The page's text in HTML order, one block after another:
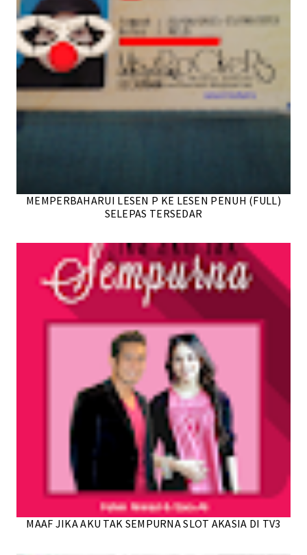
MEMPERBAHARUI LESEN P KE LESEN PENUH (FULL)
SELEPAS TERSEDAR
MAAF JIKA AKU TAK SEMPURNA SLOT AKASIA DI TV3